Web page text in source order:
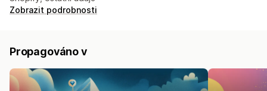
Zobrazit podrobnosti
Propagováno v